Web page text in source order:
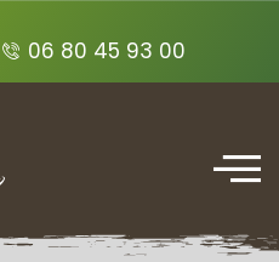
06 80 45 93 00